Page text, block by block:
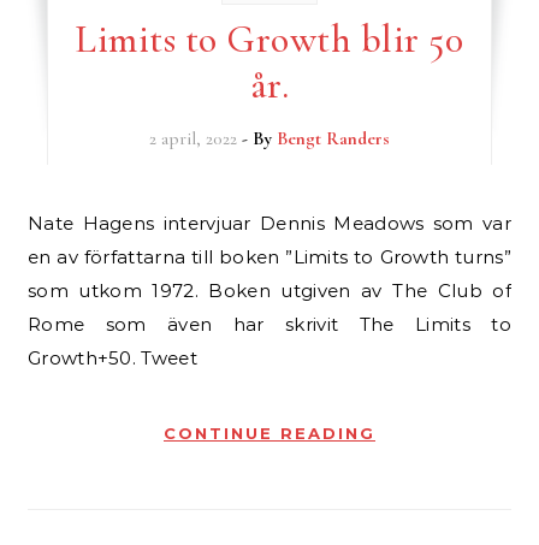
Limits to Growth blir 50
år.
2 april, 2022 - By Bengt Randers
Nate Hagens intervjuar Dennis Meadows som var
en av författarna till boken ”Limits to Growth turns”
som utkom 1972. Boken utgiven av The Club of
Rome som även har skrivit The Limits to
Growth+50. Tweet
CONTINUE READING